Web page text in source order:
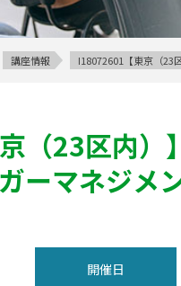
講座情報 I18072601【東京（23
京（23区内）】
ーマネジメ
開催日